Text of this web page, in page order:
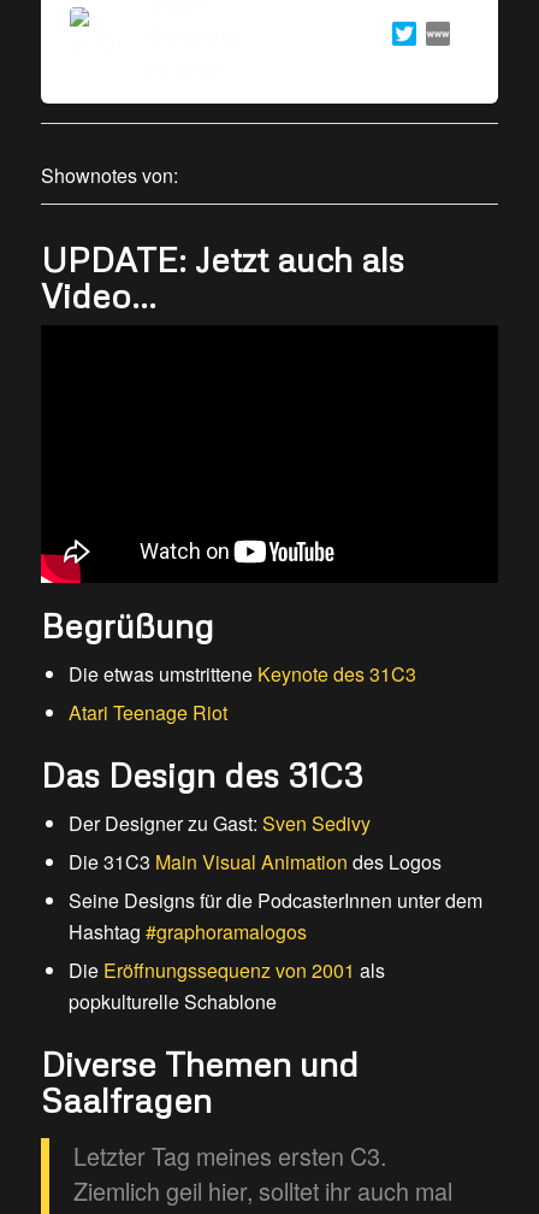
Shownotes von:
UPDATE: Jetzt auch als
Video…
Begrüßung
Die etwas umstrittene Keynote des 31C3
Atari Teenage Riot
Das Design des 31C3
Der Designer zu Gast: Sven Sedivy
Die 31C3 Main Visual Animation des Logos
Seine Designs für die PodcasterInnen unter dem
Hashtag #graphoramalogos
Die Eröffnungssequenz von 2001 als
popkulturelle Schablone
Diverse Themen und
Saalfragen
Letzter Tag meines ersten C3.
Ziemlich geil hier, solltet ihr auch mal